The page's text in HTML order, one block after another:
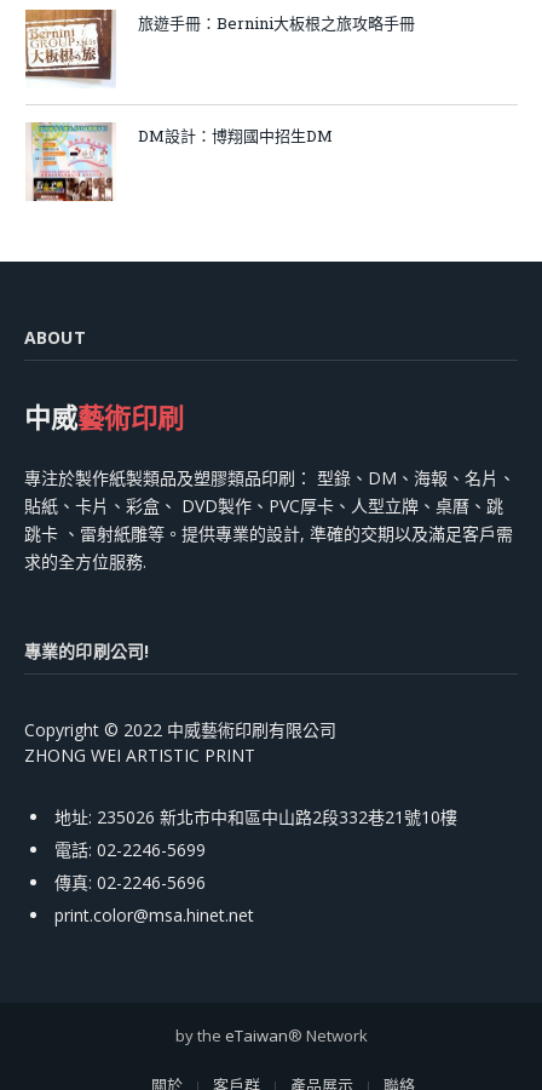
旅遊手冊：Bernini大板根之旅攻略手冊
DM設計：博翔國中招生DM
ABOUT
中威藝術印刷
專注於製作紙製類品及塑膠類品印刷： 型錄、DM、海報、名片、
貼紙、卡片、彩盒、 DVD製作、PVC厚卡、人型立牌、桌曆、跳
跳卡 、雷射紙雕等。提供專業的設計, 準確的交期以及滿足客戶需
求的全方位服務.
專業的印刷公司!
Copyright © 2022 中威藝術印刷有限公司
ZHONG WEI ARTISTIC PRINT
地址: 235026 新北市中和區中山路2段332巷21號10樓
電話: 02-2246-5699
傳真: 02-2246-5696
print.color@msa.hinet.net
by the eTaiwan® Network
關於 客戶群 產品展示 聯絡